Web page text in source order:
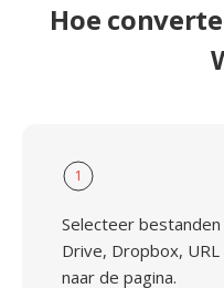
Hoe
1
Selecteer
Drive, Dropbox,
naar de pagina.